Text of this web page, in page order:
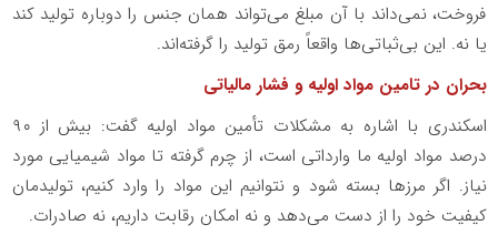
فروخت، نمی‌داند با آن مبلغ می‌تواند همان جنس را دوباره تولید کند
یا نه. این بی‌ثباتی‌ها واقعاً رمق تولید را گرفته‌اند.
بحران در تامین مواد اولیه و فشار مالیاتی
اسکندری با اشاره به مشکلات تأمین مواد اولیه گفت: بیش از ۹۰
درصد مواد اولیه ما وارداتی است، از چرم گرفته تا مواد شیمیایی مورد
نیاز. اگر مرزها بسته شود و نتوانیم این مواد را وارد کنیم، تولیدمان
کیفیت خود را از دست می‌دهد و نه امکان رقابت داریم، نه صادرات.